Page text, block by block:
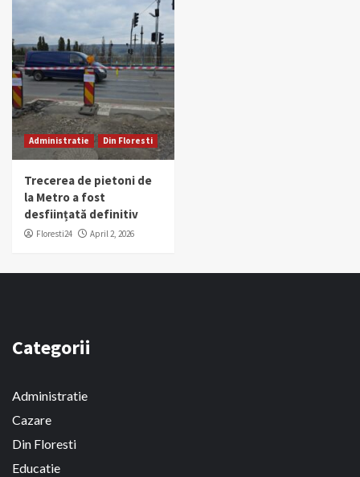
Administratie Din Floresti
Trecerea de pietoni de
la Metro a fost
desființată definitiv
Floresti24 April 2, 2026
Categorii
Administratie
Cazare
Din Floresti
Educatie